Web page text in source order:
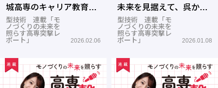
城高専のキャリア教育最
前線
型技術 連載「モ
ノづくりの未来を
照らす高専突撃レ
ポート」
2026.02.06
未来を見据えて、呉から
世界へ
型技術 連載「モ
ノづくりの未来を
照らす高専突撃レ
ポート」
2026.01.08